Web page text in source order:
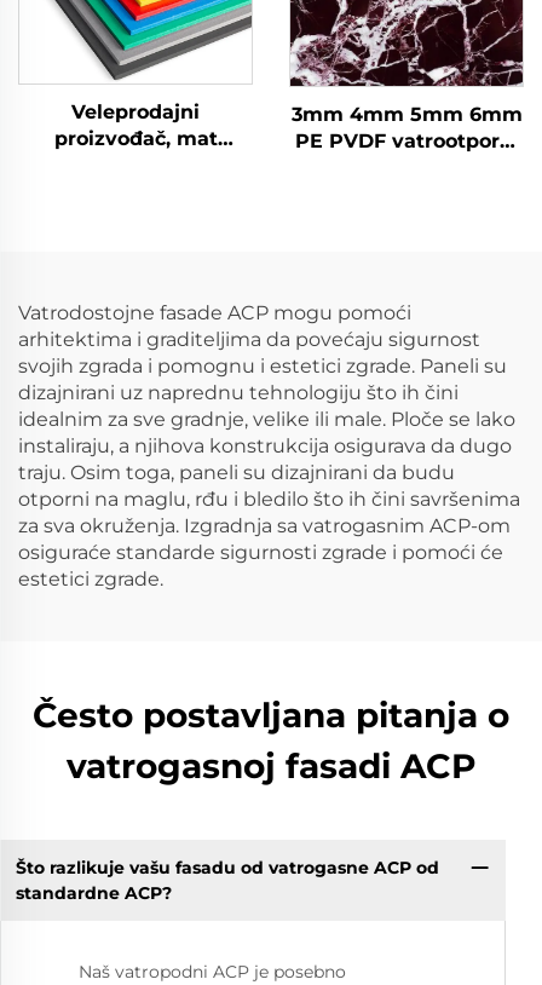
Veleprodajni
proizvođač, mat
3mm 4mm 5mm 6mm
PE PVDF vatrootporni
vanjski
Vatrodostojne fasade ACP mogu pomoći
arhitektima i graditeljima da povećaju sigurnost
svojih zgrada i pomognu i estetici zgrade. Paneli su
dizajnirani uz naprednu tehnologiju što ih čini
idealnim za sve gradnje, velike ili male. Ploče se lako
instaliraju, a njihova konstrukcija osigurava da dugo
traju. Osim toga, paneli su dizajnirani da budu
otporni na maglu, rđu i bledilo što ih čini savršenima
za sva okruženja. Izgradnja sa vatrogasnim ACP-om
osiguraće standarde sigurnosti zgrade i pomoći će
estetici zgrade.
Često postavljana pitanja o
vatrogasnoj fasadi ACP
Što razlikuje vašu fasadu od vatrogasne ACP od
standardne ACP?
Naš vatropodni ACP je posebno